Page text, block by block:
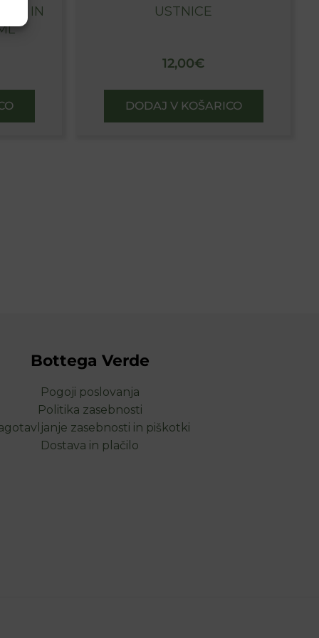
IN
USTNICE
12,00€
DODAJ V KOŠARICO
Bottega Verde
Pogoji poslovanja
Politika zasebnosti
zasebnosti in piškotki
Dostava in plačilo